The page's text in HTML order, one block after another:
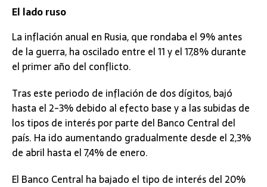
El lado ruso
La inflación anual en Rusia, que rondaba el 9% antes
de la guerra, ha oscilado entre el 11 y el 17,8% durante
el primer año del conflicto.
Tras este periodo de inflación de dos dígitos, bajó
hasta el 2-3% debido al efecto base y a las subidas de
los tipos de interés por parte del Banco Central del
país. Ha ido aumentando gradualmente desde el 2,3%
de abril hasta el 7,4% de enero.
El Banco Central ha bajado el tipo de interés del 20%